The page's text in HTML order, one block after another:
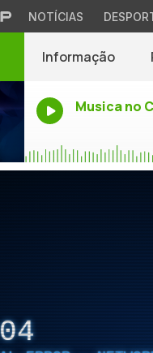
NOTÍCIAS
Informação
Musica no